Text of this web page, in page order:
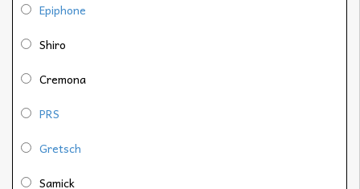
Epiphone
Shiro
Cremona
PRS
Gretsch
Samick